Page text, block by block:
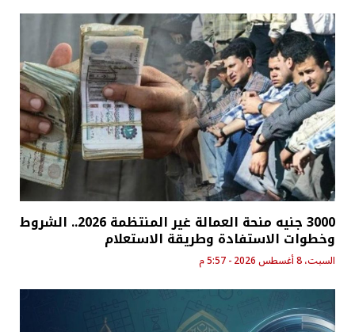
3000 جنيه منحة العمالة غير المنتظمة 2026.. الشروط
وخطوات الاستفادة وطريقة الاستعلام
السبت، 8 أغسطس 2026 - 5:57 م